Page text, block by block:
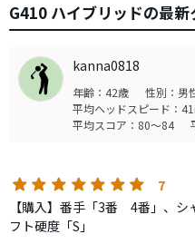
G410 ハイブリッドの最新
kanna0818
年齢：42歳 性別：男
平均ヘッドスピード：
平均スコア：80～84
7
【購入】番手「3番 4番」、シ
フト硬度「S」